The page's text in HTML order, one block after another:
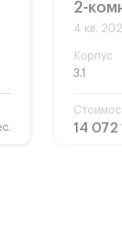
2-
4 кв.
Корпус
3.1
14 072